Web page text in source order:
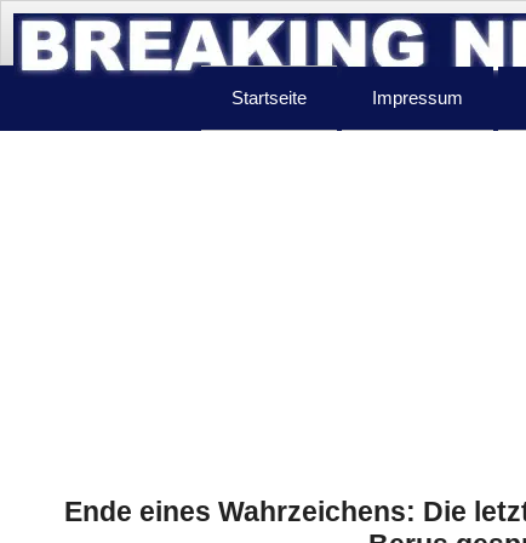
Startseite Impressum
Ende eines Wahrzeichens: Die